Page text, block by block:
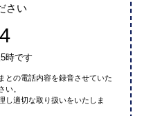
さい
時です
との電話内容を録音させていた
い。
し適切な取り扱いをいたしま